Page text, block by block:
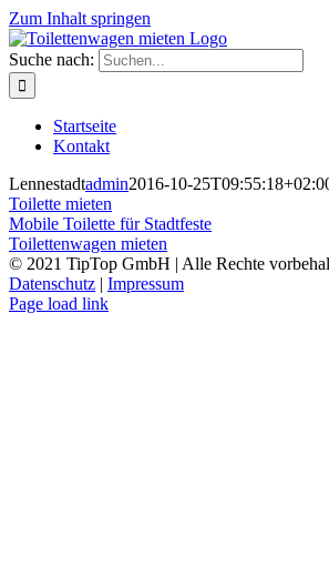
Zum Inhalt springen
Suche nach:
Startseite
Kontakt
Lennestadtadmin2016-10-
Toilette mieten
Mobile Toilette für Stadtfeste
Toilettenwagen mieten
© 2021 TipTop GmbH | Alle Rechte
Datenschutz | Impressum
Page load link